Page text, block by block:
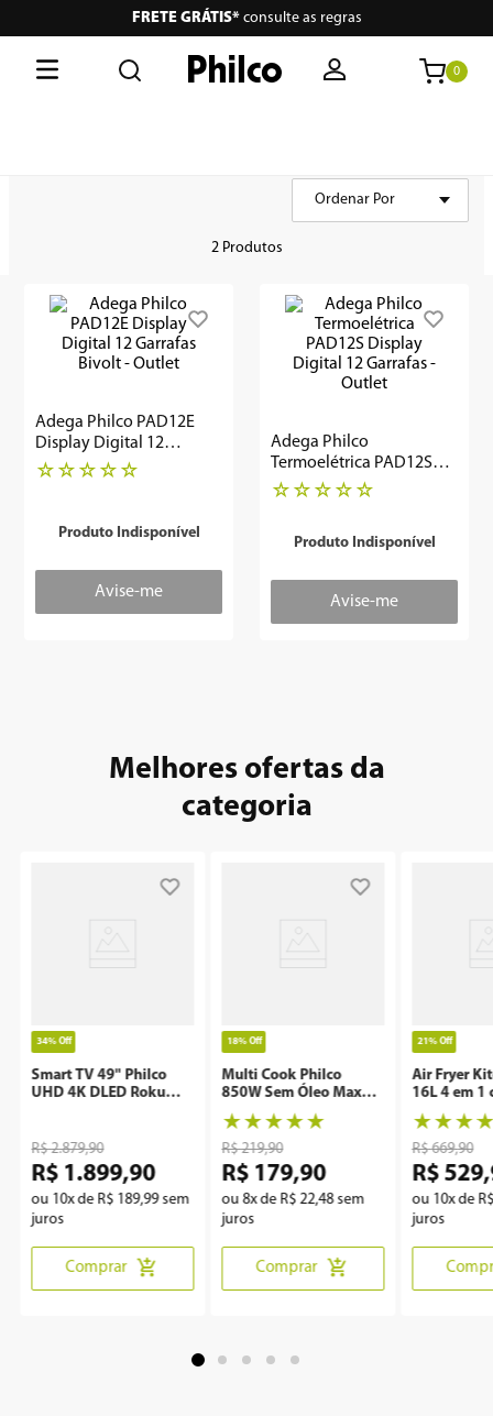
FRETE GRÁTIS*consulte as regras
0
Ordenar Por
MAIS VENDIDOS
2 Produtos
Adega Philco PAD12E
Display Digital 12
Garrafas Bivolt - Outlet
☆ ☆ ☆ ☆ ☆
Produto Indisponível
Adega Philco
Termoelétrica PAD12S
Display Digital 12
☆ ☆ ☆ ☆ ☆
Produto Indisponível
Melhores ofertas da
categoria
34% Off
Smart TV 49" Philco
UHD 4K DLED Roku
R$ 2.879,90
R$ 1.899,90
ou 10x de R$ 189,99sem
juros
Comprar
18% Off
Multi Cook Philco
850W Sem Óleo Maxx
Clean
★★★★★
R$ 219,90
R$ 179,90
ou8x de R$ 22,48sem
juros
Comprar
21% Off
Air Fryer
16L 4 em 1
Rotisserie
★★★
R$ 669,90
R$ 529,
ou 10x de
juros
escova secadora
air fryer
portátil
embutir